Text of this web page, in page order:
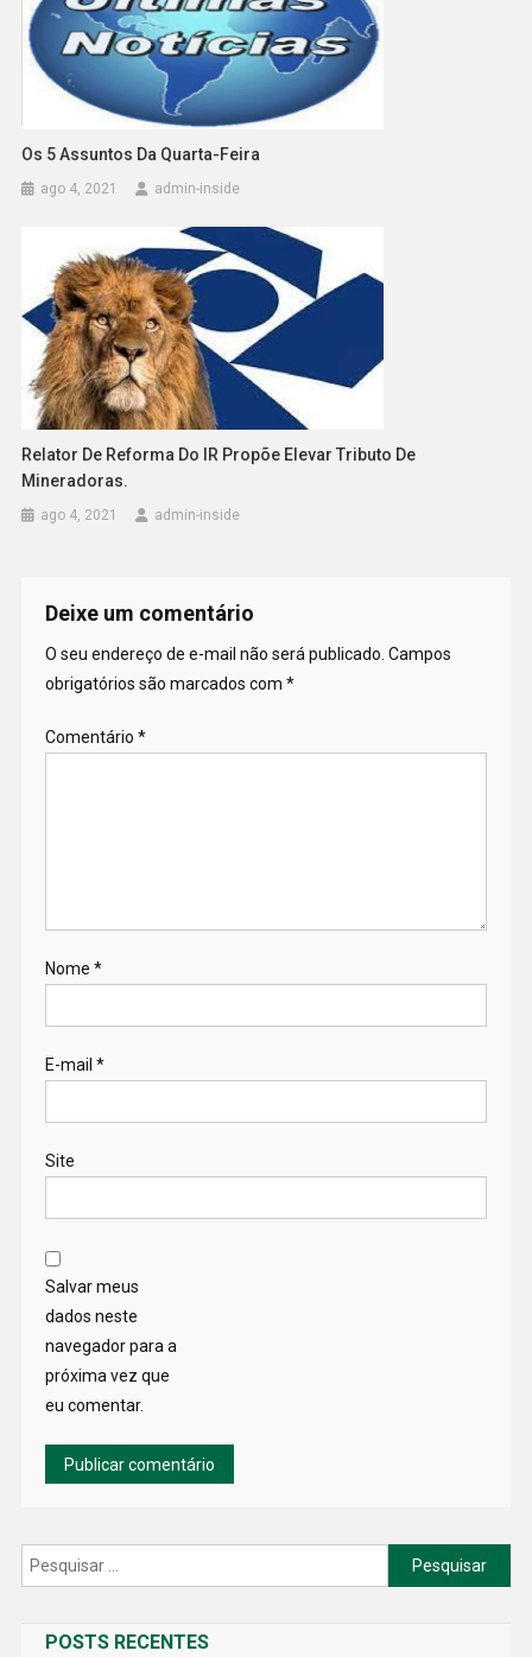
Os 5 Assuntos Da Quarta-Feira
ago 4, 2021 admin-inside
Relator De Reforma Do IR Propõe Elevar Tributo De
Mineradoras.
ago 4, 2021 admin-inside
Deixe um comentário
O seu endereço de e-mail não será publicado. Campos
obrigatórios são marcados com *
Comentário *
Nome *
E-mail *
Site
Salvar meus
dados neste
navegador para a
próxima vez que
eu comentar.
Pesquisar
por:
POSTS RECENTES